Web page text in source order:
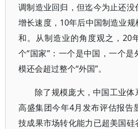
调制造业回归，但迄今为止还
增长速度，10年后中国制造业
和。从制造业的角度观之，20
个“国家”：一个是中国，一个
模还会超过整个“外国”。
除了规模庞大，中国工业体
高盛集团今年4月发布评估报告
技成果市场转化能力已超美国